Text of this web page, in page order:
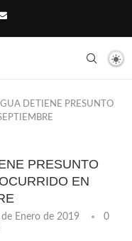
DETIENE PRESUNTO
PRESUNTO
EN
Enero de 2019
0